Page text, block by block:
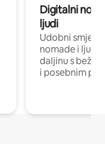
Digitalni
ljudi
Udobni
nomade i ljude
daljinu s
i posebnim